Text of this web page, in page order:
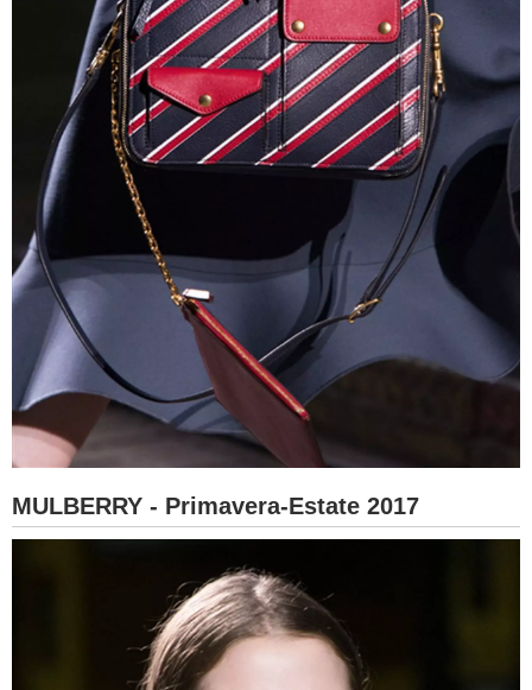
MULBERRY - Primavera-Estate 2017